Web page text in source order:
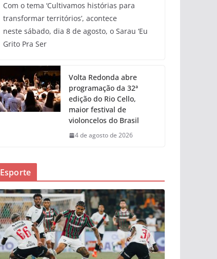
Com o tema ‘Cultivamos histórias para
transformar territórios’, acontece
neste sábado, dia 8 de agosto, o Sarau ‘Eu
Grito Pra Ser
Volta Redonda abre
programação da 32ª
edição do Rio Cello,
maior festival de
violoncelos do Brasil
4 de agosto de 2026
Esporte